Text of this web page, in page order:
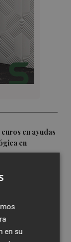
en ayudas
en
Lluís
de España en
gratuita para
en su